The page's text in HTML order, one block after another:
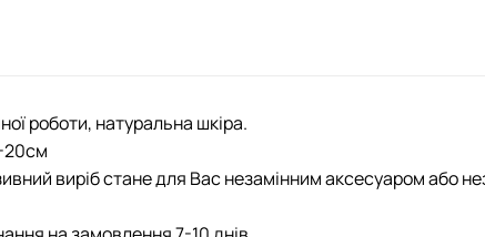
роботи, натуральна шкіра.
20см
виріб стане для Вас незамінним аксесуаром або